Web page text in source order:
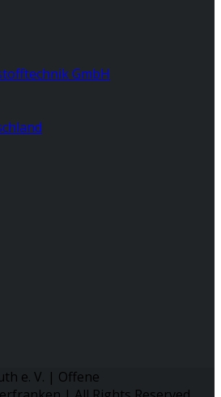
GmbH
e. V. | Offene